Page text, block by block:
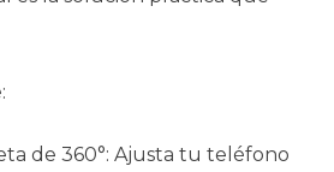
de 360°: Ajusta tu teléfono